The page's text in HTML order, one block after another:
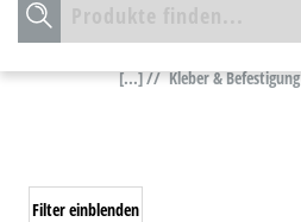
[...] //Kleber & Befestigung
Filter einblenden